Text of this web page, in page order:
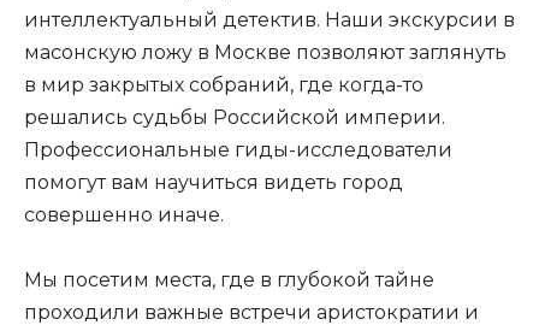
интеллектуальный детектив. Наши экскурсии в
масонскую ложу в Москве позволяют заглянуть
в мир закрытых собраний, где когда-то
решались судьбы Российской империи.
Профессиональные гиды-исследователи
помогут вам научиться видеть город
совершенно иначе.
Мы посетим места, где в глубокой тайне
проходили важные встречи аристократии и